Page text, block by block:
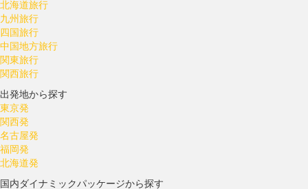
北海道旅行
九州旅行
四国旅行
中国地方旅行
関東旅行
関西旅行
出発地から探す
東京発
関西発
名古屋発
福岡発
北海道発
国内ダイナミックパッケージから探す